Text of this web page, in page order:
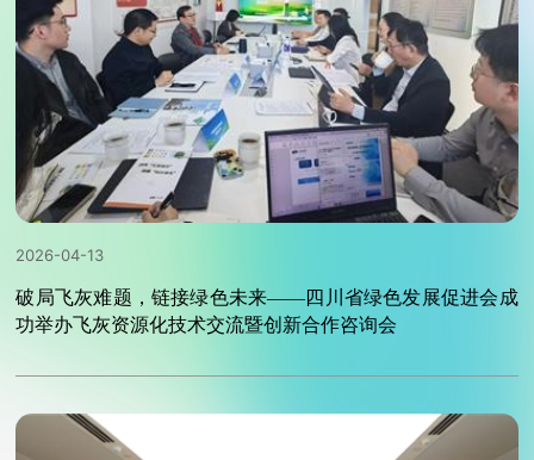
2026-04-13
破局飞灰难题，链接绿色未来——四川省绿色发展促进会成
功举办飞灰资源化技术交流暨创新合作咨询会